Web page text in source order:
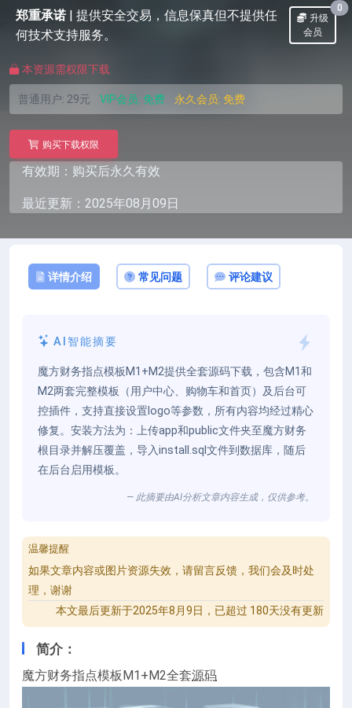
郑重承诺
提供安全交易，信息保真但不提供任
何技术支持服务。
升级
会员
0
本资源需权限下载
普通用户: 29元 VIP会员: 免费 永久会员: 免费
购买下载权限
有效期：购买后永久有效
最近更新：2025年08月09日
详情介绍 常见问题 评论建议
AI智能摘要
魔方财务指点模板M1+M2提供全套源码下载，包含M1和
M2两套完整模板（用户中心、购物车和首页）及后台可
控插件，支持直接设置logo等参数，所有内容均经过精心
修复。安装方法为：上传app和public文件夹至魔方财务
根目录并解压覆盖，导入install.sql文件到数据库，随后
在后台启用模板。
— 此摘要由AI分析文章内容生成，仅供参考。
温馨提醒
如果文章内容或图片资源失效，请留言反馈，我们会及时处
理，谢谢
本文最后更新于2025年8月9日，已超过 180天没有更新
简介：
魔方财务指点模板M1+M2全套源码